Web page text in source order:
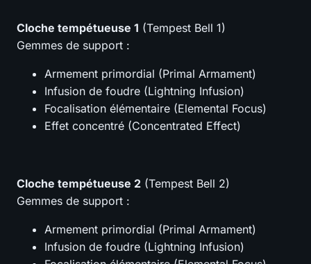
Cloche tempétueuse 1 (Tempest Bell 1)
Gemmes de support :
Armement primordial (Primal Armament)
Infusion de foudre (Lightning Infusion)
Focalisation élémentaire (Elemental Focus)
Effet concentré (Concentrated Effect)
Cloche tempétueuse 2 (Tempest Bell 2)
Gemmes de support :
Armement primordial (Primal Armament)
Infusion de foudre (Lightning Infusion)